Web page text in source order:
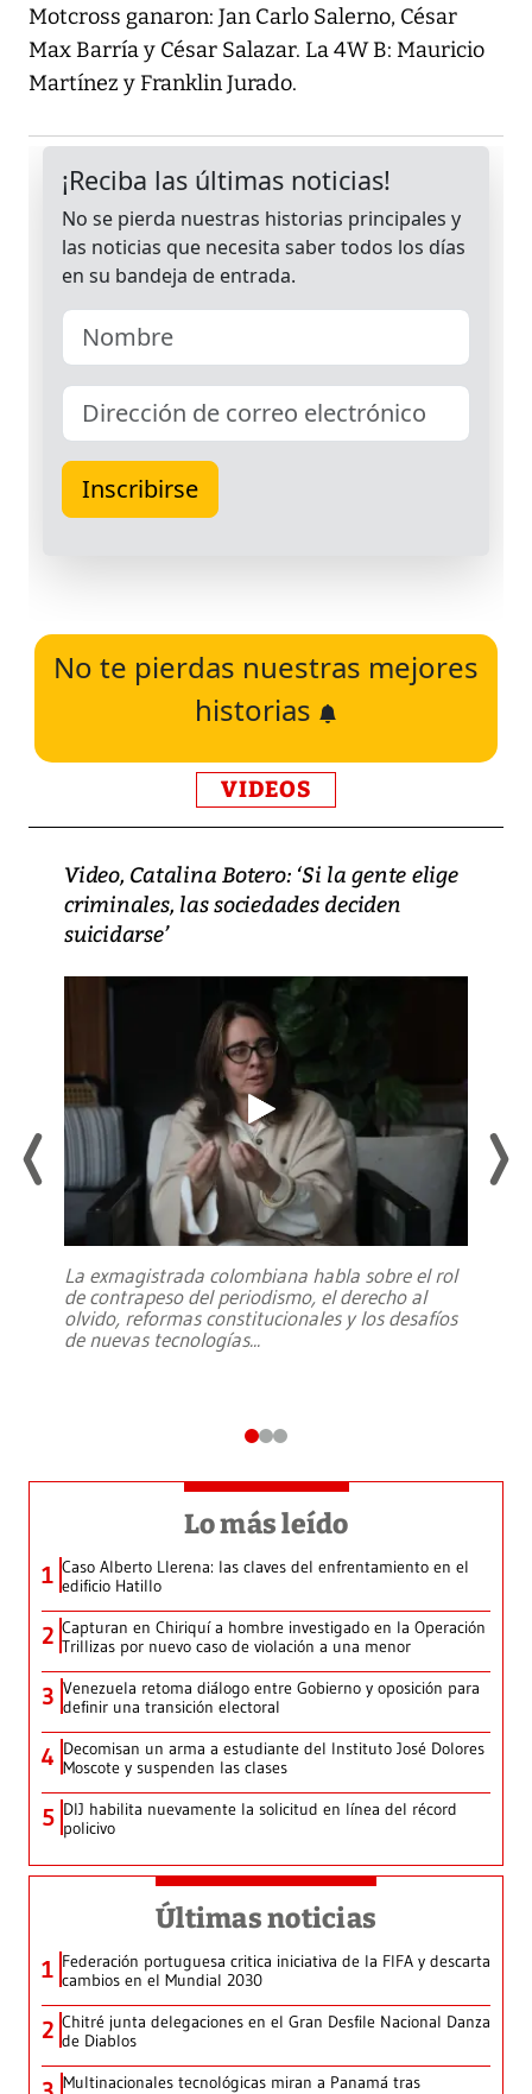
Motcross ganaron: Jan Carlo Salerno, César
Max Barría y César Salazar. La 4W B: Mauricio
Martínez y Franklin Jurado.
No te pierdas nuestras mejores
historias
VIDEOS
Video, Catalina Botero: ‘Si la gente elige
criminales, las sociedades deciden
suicidarse’
La exmagistrada colombiana habla sobre el rol
de contrapeso del periodismo, el derecho al
olvido, reformas constitucionales y los desafíos
de nuevas tecnologías...
Lo más leído
1 Caso Alberto Llerena: las claves del enfrentamiento en el
edificio Hatillo
2 Capturan en Chiriquí a hombre investigado en la Operación
Trillizas por nuevo caso de violación a una menor
3 Venezuela retoma diálogo entre Gobierno y oposición para
definir una transición electoral
4 Decomisan un arma a estudiante del Instituto José Dolores
Moscote y suspenden las clases
5 DIJ habilita nuevamente la solicitud en línea del récord
policivo
Últimas noticias
1 Federación portuguesa critica iniciativa de la FIFA y descarta
cambios en el Mundial 2030
2 Chitré junta delegaciones en el Gran Desfile Nacional Danza
de Diablos
Multinacionales tecnológicas miran a Panamá tras